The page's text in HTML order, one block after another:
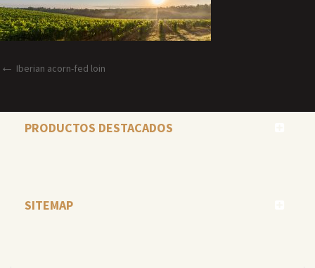
Navegación
entradas
PostIberian acorn-fed loin
PRODUCTOS DESTACADOS
SITEMAP